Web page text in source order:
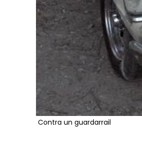
Contra un guardarrail